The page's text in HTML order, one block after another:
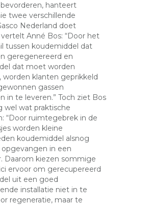
hanteert
twee verschillende
Nederland doet
Anné Bos: “Door het
tussen koudemiddel dat
geregenereerd en
dat moet worden
worden klanten geprikkeld
gassen
in te leveren.” Toch ziet Bos
wel wat praktische
“Door ruimtegebrek in de
worden kleine
koudemiddel alsnog
in een
Daarom kiezen sommige
ervoor om gerecupereerd
uit een goed
installatie niet in te
regeneratie, maar te